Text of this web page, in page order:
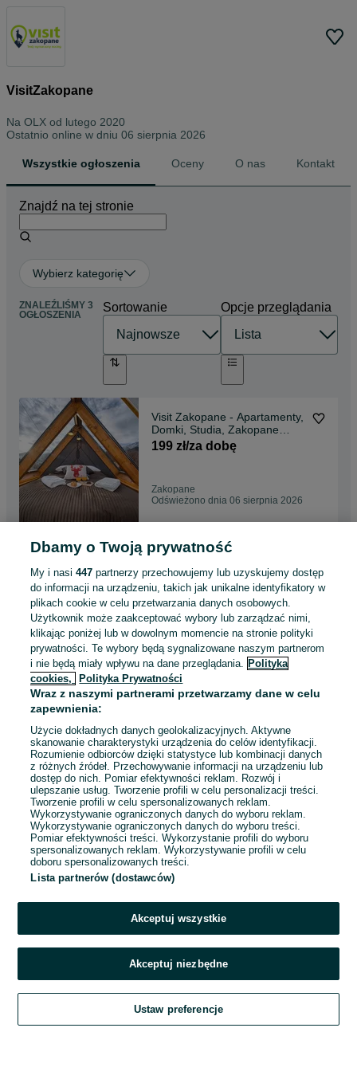
VisitZakopane
Na OLX od lutego 2020
Ostatnio online w dniu 06 sierpnia 2026
Wszystkie ogłoszenia Oceny O nas Kontakt
Znajdź na tej stronie
Wybierz kategorię
ZNALEŹLIŚMY 3
OGŁOSZENIA
Sortowanie Opcje przeglądania
Visit Zakopane - Apartamenty,
Domki, Studia, Zakopane
Centrum, Wi-Fi
199 zł/za dobę
Zakopane
Odświeżono dnia 06 sierpnia 2026
VisitZakopane- Willa PLAN-
199 zł/za dobę
Zakopane
Odświeżono dnia 19 lipca 2026
Willa Bajka przy Krupówkach,
widok, sauna, Zakopane,
Zakopane
13 lipca 2026
Zadzwoń / SMS
Szukaj Obserwujesz Dodaj Czat Konto
Dbamy o Twoją prywatność
My i nasi447 partnerzy przechowujemy lub uzyskujemy dostęp
do informacji na urządzeniu, takich jak unikalne identyfikatory w
plikach cookie w celu przetwarzania danych osobowych.
Użytkownik może zaakceptować wybory lub zarządzać nimi,
klikając poniżej lub w dowolnym momencie na stronie polityki
prywatności. Te wybory będą sygnalizowane naszym partnerom
i nie będą miały wpływu na dane przeglądania. Polityka
cookies,
Polityka Prywatności
Wraz z naszymi partnerami przetwarzamy dane w celu
zapewnienia:
Użycie dokładnych danych geolokalizacyjnych. Aktywne
skanowanie charakterystyki urządzenia do celów identyfikacji.
Rozumienie odbiorców dzięki statystyce lub kombinacji danych
z różnych źródeł. Przechowywanie informacji na urządzeniu lub
dostęp do nich. Pomiar efektywności reklam. Rozwój i
ulepszanie usług. Tworzenie profili w celu personalizacji treści.
Tworzenie profili w celu spersonalizowanych reklam.
Wykorzystywanie ograniczonych danych do wyboru reklam.
Wykorzystywanie ograniczonych danych do wyboru treści.
Pomiar efektywności treści. Wykorzystanie profili do wyboru
spersonalizowanych reklam. Wykorzystywanie profili w celu
doboru spersonalizowanych treści.
Lista partnerów (dostawców)
Akceptuj wszystkie
Akceptuj niezbędne
Ustaw preferencje